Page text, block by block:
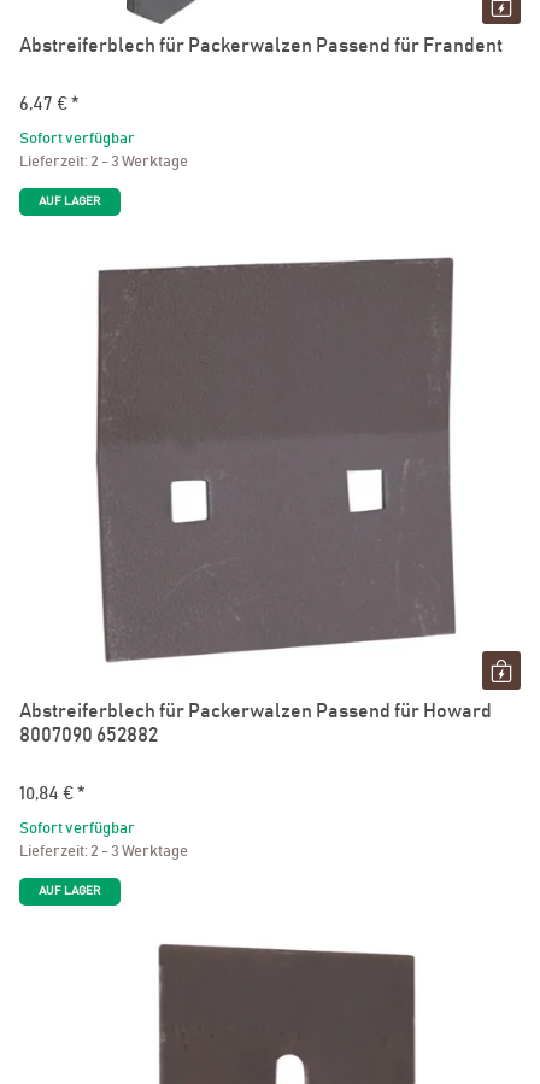
Abstreiferblech für Packerwalzen Passend für Frandent
6,47 € *
Sofort verfügbar
Lieferzeit: 2 - 3 Werktage
AUF LAGER
Abstreiferblech für Packerwalzen Passend für Howard
8007090 652882
10,84 € *
Sofort verfügbar
Lieferzeit: 2 - 3 Werktage
AUF LAGER